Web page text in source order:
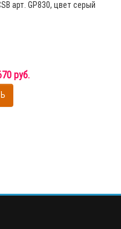
арт. GP830, цвет серый
руб.